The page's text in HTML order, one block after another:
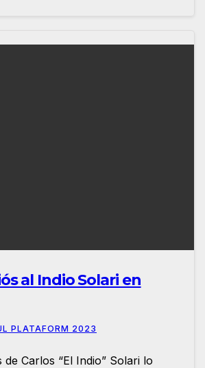
al Indio Solari en
PLATAFORM 2023
Carlos “El Indio” Solari lo